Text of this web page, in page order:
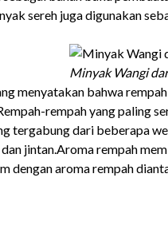
sereh juga digunakan
Minyak Wangi
menyatakan bahwa
rempah yang paling
tergabung dari beberapa
jintan.Aroma rempah
dengan aroma rempah